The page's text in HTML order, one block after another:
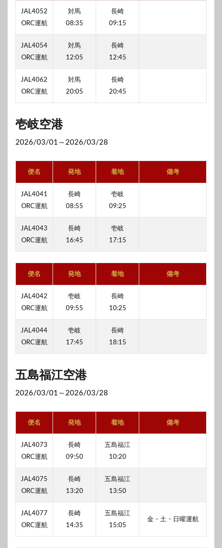
JAL4052
ORC運航
対馬
08:35
長崎
09:15
JAL4054
ORC運航
対馬
12:05
長崎
12:45
JAL4062
ORC運航
対馬
20:05
長崎
20:45
壱岐空港
2026/03/01～2026/03/28
便名 発地 着地 備考
JAL4041
ORC運航
長崎
08:55
壱岐
09:25
JAL4043
ORC運航
長崎
16:45
壱岐
17:15
便名 発地 着地 備考
JAL4042
ORC運航
壱岐
09:55
長崎
10:25
JAL4044
ORC運航
壱岐
17:45
長崎
18:15
五島福江空港
2026/03/01～2026/03/28
便名 発地 着地 備考
JAL4073
ORC運航
長崎
09:50
五島福江
10:20
JAL4075
ORC運航
長崎
13:20
五島福江
13:50
JAL4077
ORC運航
長崎
14:35
五島福江
15:05
金・土・日曜運航